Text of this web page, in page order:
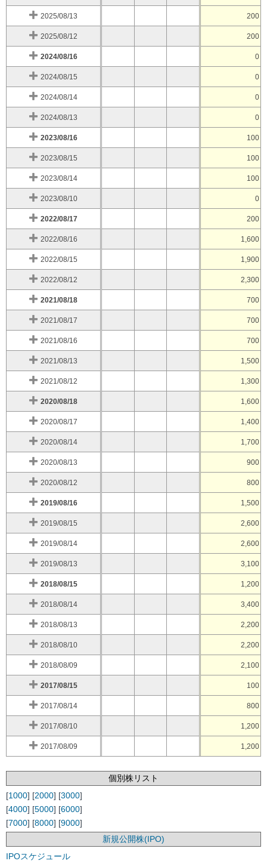
2025/08/13 200
2025/08/12 200
2024/08/16 0
2024/08/15 0
2024/08/14 0
2024/08/13 0
2023/08/16 100
2023/08/15 100
2023/08/14 100
2023/08/10 0
2022/08/17 200
2022/08/16 1,600
2022/08/15 1,900
2022/08/12 2,300
2021/08/18 700
2021/08/17 700
2021/08/16 700
2021/08/13 1,500
2021/08/12 1,300
2020/08/18 1,600
2020/08/17 1,400
2020/08/14 1,700
2020/08/13 900
2020/08/12 800
2019/08/16 1,500
2019/08/15 2,600
2019/08/14 2,600
2019/08/13 3,100
2018/08/15 1,200
2018/08/14 3,400
2018/08/13 2,200
2018/08/10 2,200
2018/08/09 2,100
2017/08/15 100
2017/08/14 800
2017/08/10 1,200
2017/08/09 1,200
個別株リスト
[1000] [2000] [3000]
[4000] [5000] [6000]
[7000] [8000] [9000]
新規公開株(IPO)
IPOスケジュール